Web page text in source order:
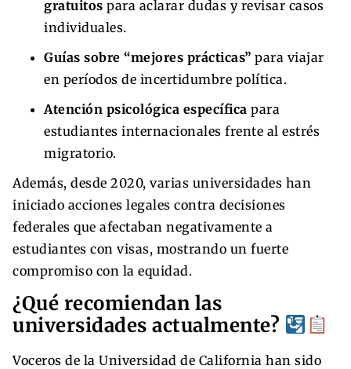
gratuitos para aclarar dudas y revisar casos
individuales.
Guías sobre “mejores prácticas” para viajar
en períodos de incertidumbre política.
Atención psicológica específica para
estudiantes internacionales frente al estrés
migratorio.
Además, desde 2020, varias universidades han
iniciado acciones legales contra decisiones
federales que afectaban negativamente a
estudiantes con visas, mostrando un fuerte
compromiso con la equidad.
¿Qué recomiendan las
universidades actualmente?
Voceros de la Universidad de California han sido